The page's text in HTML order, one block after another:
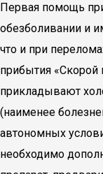
Первая помощь
обезболивании и
что и при
прибытия
прикладывают
(наименее
автономных
необходимо